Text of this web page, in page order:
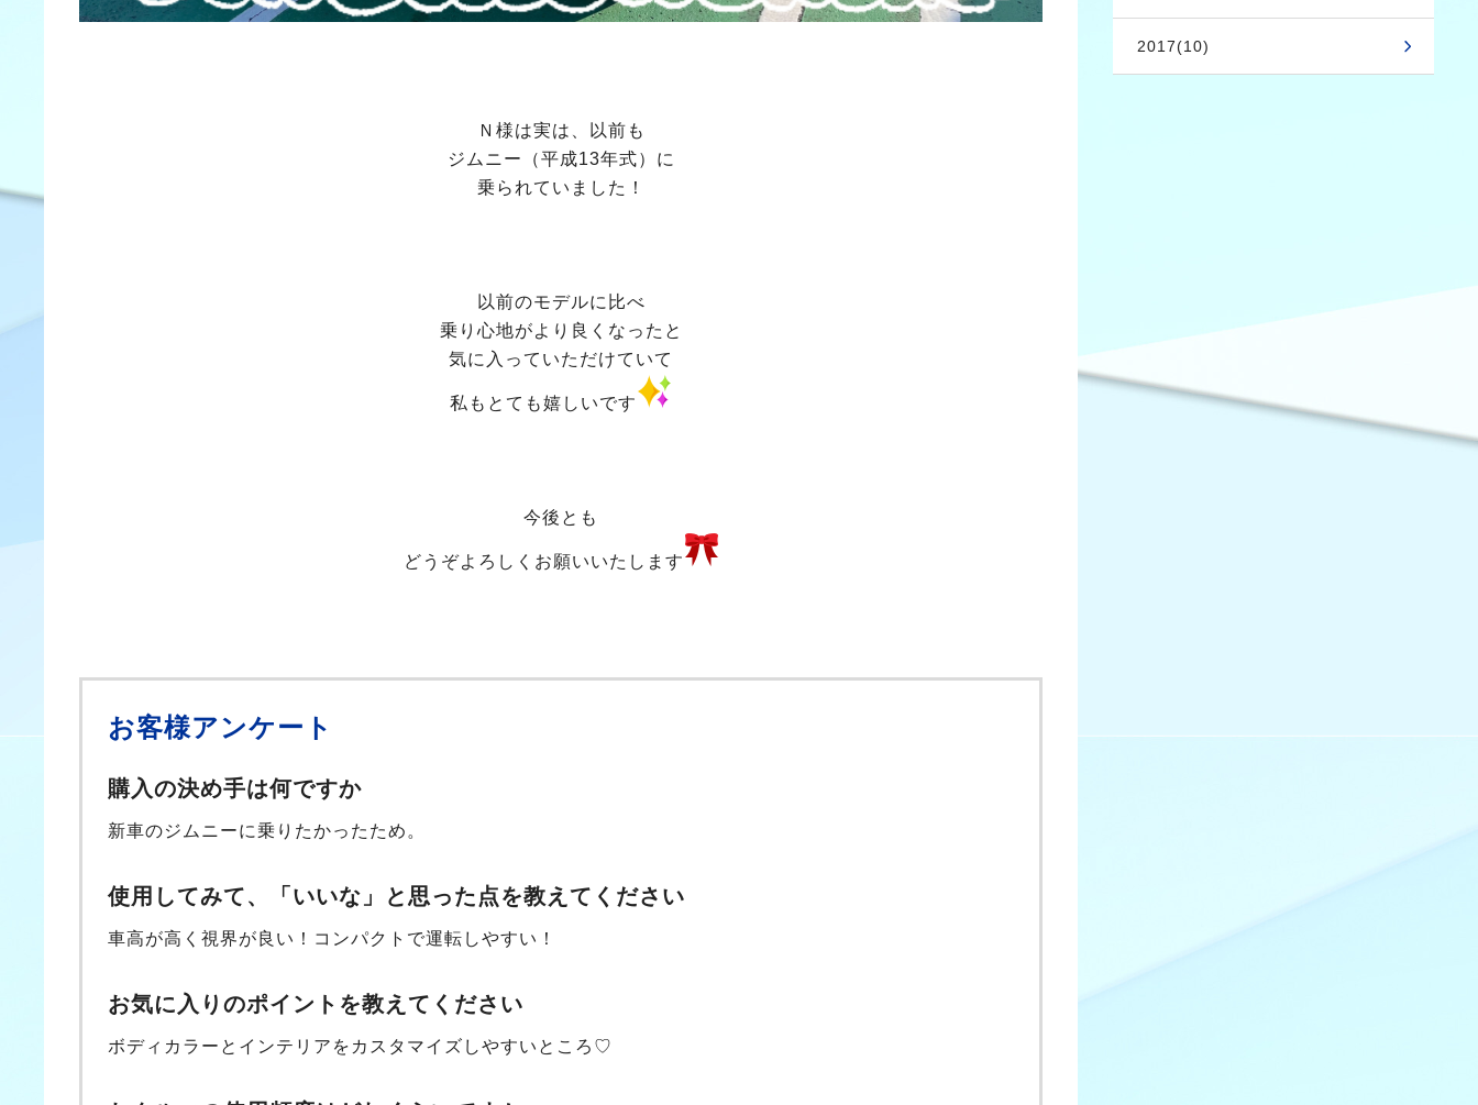
Ｎ様は実は、以前も
ジムニー（平成13年式）に
乗られていました！
以前のモデルに比べ
乗り心地がより良くなったと
気に入っていただけていて
私もとても嬉しいです
今後とも
どうぞよろしくお願いいたします
お客様アンケート
購入の決め手は何ですか
新車のジムニーに乗りたかったため。
使用してみて、「いいな」と思った点を教えてください
車高が高く視界が良い！コンパクトで運転しやすい！
お気に入りのポイントを教えてください
ボディカラーとインテリアをカスタマイズしやすいところ♡
2017(10)